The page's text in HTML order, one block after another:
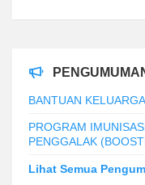
BANTUAN
PROGRAM
PENGGALAK
Lihat Semua